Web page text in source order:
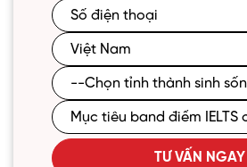
TƯ VẤN NGAY